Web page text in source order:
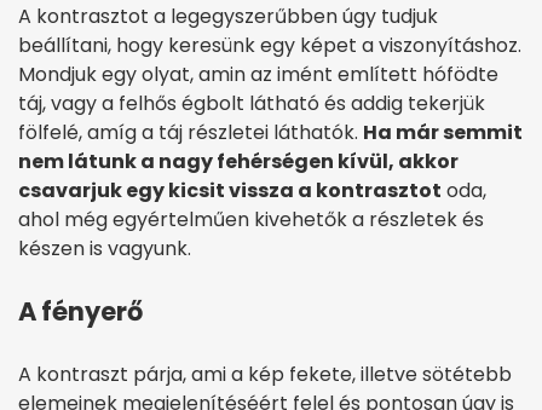
A kontrasztot a legegyszerűbben úgy tudjuk
beállítani, hogy keresünk egy képet a viszonyításhoz.
Mondjuk egy olyat, amin az imént említett hófödte
táj, vagy a felhős égbolt látható és addig tekerjük
fölfelé, amíg a táj részletei láthatók. Ha már semmit
nem látunk a nagy fehérségen kívül, akkor
csavarjuk egy kicsit vissza a kontrasztot oda,
ahol még egyértelműen kivehetők a részletek és
készen is vagyunk.
A fényerő
A kontraszt párja, ami a kép fekete, illetve sötétebb
elemeinek megjelenítéséért felel és pontosan úgy is